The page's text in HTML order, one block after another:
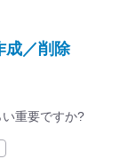
成／削除
重要ですか?